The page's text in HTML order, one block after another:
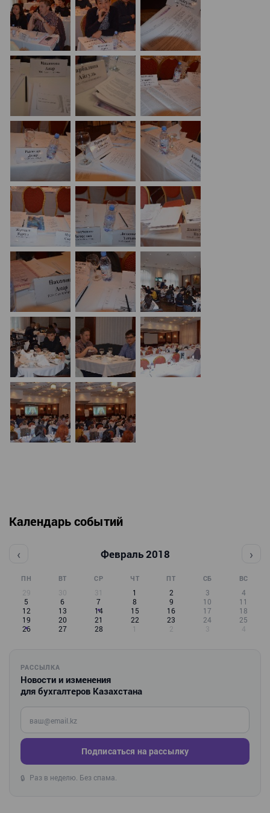
Календарь событий
‹ Февраль 2018 ›
ПН ВТ СР ЧТ ПТ СБ ВС
29 30 31 1 2 3
4
5
6 7 8 9 10
11
12
13 14 15 16 17
18
19
20 21 22 23 24
25
26
27 28 1 2 3 4
РАССЫЛКА
Новости и изменения
для бухгалтеров Казахстана
Введите ваш e-mail
Подписаться на рассылку
🔒 Раз в неделю. Без спама.